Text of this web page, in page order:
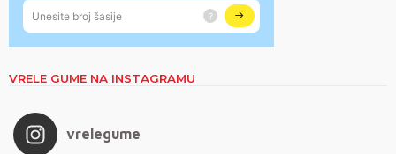
VRELE GUME NA INSTAGRAMU
vrelegume